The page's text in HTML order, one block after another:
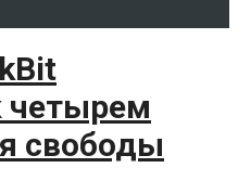
четырем
свободы